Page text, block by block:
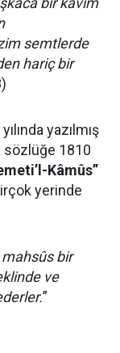
semtlerde
hariç bir
yazılmış
sözlüğe 1810
Kâmûs”
yerinde
bir
ve
”